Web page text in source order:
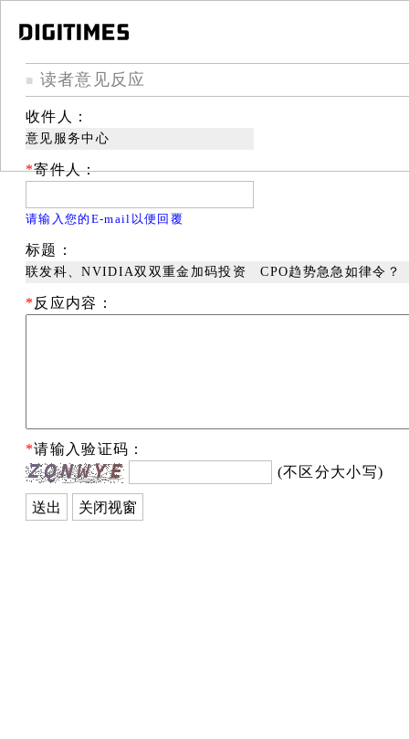
■ 读者意见反应
收件人：
意见服务中心
*寄件人：
请输入您的E-mail以便回覆
标题：
联发科、NVIDIA双双重金加码投资 CPO趋势急急如律令？
* 反应内容：
*请输入验证码：
(不区分大小写)